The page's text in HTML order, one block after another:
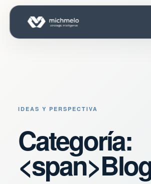
IDEAS Y PERSPECTIVA
Categoría: